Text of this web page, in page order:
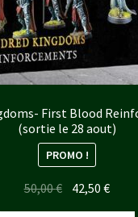
First Blood
(sortie le 28 aout)
PROMO !
50,00€ Le
prix
42,50€Le
prix